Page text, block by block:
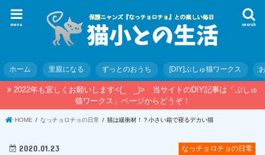
search
menu
ホーム 里親になる ずっとのおうち [DIY]ぷしゅ猫ワークス
2022年も宜しくお願いします<(_ _)> 当サイトのDIY記事は「ぷしゅ
猫ワークス」ページからどうぞ！
HOME なっチョロチョの日常 猫は緩衝材！？小さい箱で寝るデカい猫
なっチョロチョの日常
2020.01.23